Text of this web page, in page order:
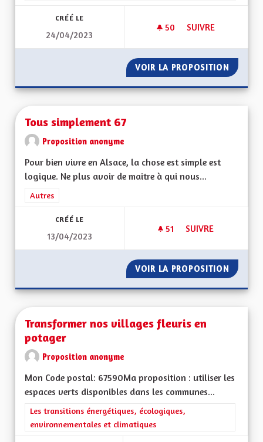
CRÉÉ LE
24/04/2023
50 50 ABONNÉS
SUIVRE
VOIR LA PROPOSITION
Tous simplement 67
Proposition anonyme
Pour bien vivre en Alsace, la chose est simple est
logique. Ne plus avoir de maitre à qui nous...
Filtrer les résultats de la catégorie : Autres
Autres
CRÉÉ LE
13/04/2023
51 51 ABONNÉS
SUIVRE
VOIR LA PROPOSITION TOUS
Transformer nos villages fleuris en
potager
Proposition anonyme
Mon Code postal: 67590Ma proposition : utiliser les
espaces verts disponibles dans les communes...
Filtrer les résultats de la catégorie : Les transitions
Les transitions énergétiques, écologiques,
environnementales et climatiques